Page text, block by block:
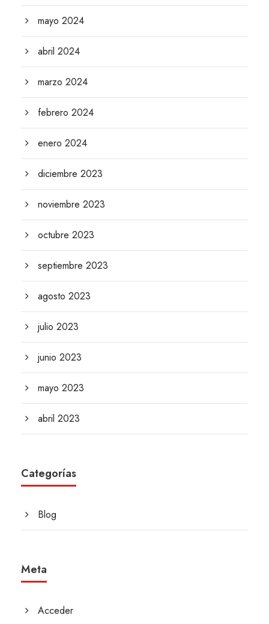
mayo 2024
abril 2024
marzo 2024
febrero 2024
enero 2024
diciembre 2023
noviembre 2023
octubre 2023
septiembre 2023
agosto 2023
julio 2023
junio 2023
mayo 2023
abril 2023
Categorías
Blog
Meta
Acceder